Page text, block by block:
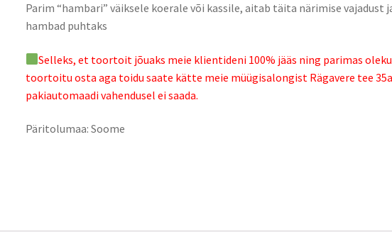
Parim “hambari” väiksele koerale või kassile, aitab täita närimise vajadust
hambad puhtaks
Selleks, et toortoit jõuaks meie klientideni 100% jääs ning parimas
toortoitu osta aga toidu saate kätte meie müügisalongist Rägavere tee
pakiautomaadi vahendusel ei saada.
Päritolumaa: Soome